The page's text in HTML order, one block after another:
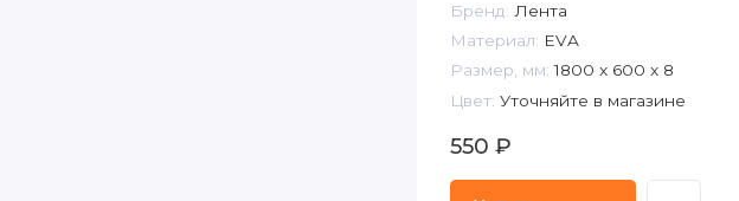
Бренд: Лента
Материал: EVA
Размер, мм: 1800 x 600 x 8
Цвет: Уточняйте в магазине
550 ₽